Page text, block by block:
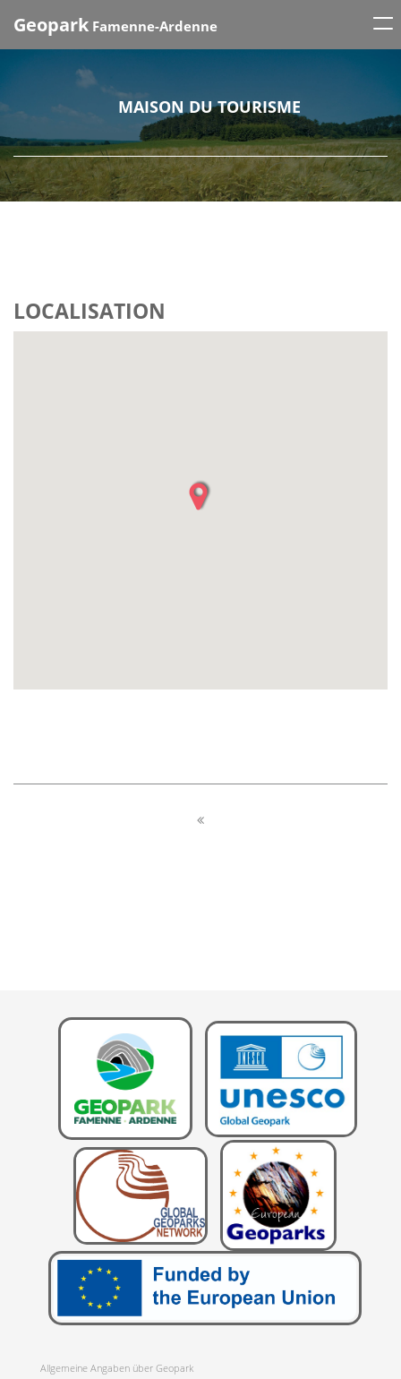
Geopark Famenne-Ardenne
MAISON DU TOURISME
LOCALISATION
Allgemeine Angaben über Geopark